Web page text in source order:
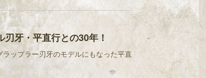
牙・平直行との30年！
プラー刃牙のモデルにもなった平直